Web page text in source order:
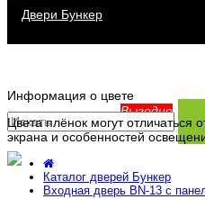
Серия Хит
Серия Термо
РаспродажаВыгодно
Заказать замер
Информация
Информация о цвете
Цвета плёнок могут отличаться
экрана и особенностей
Каталог дверей Бункер
Входная дверь BN-13 с